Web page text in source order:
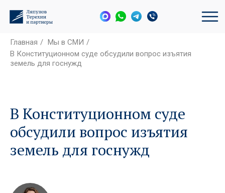
Главная / Мы в СМИ /
В Конституционном суде обсудили вопрос изъятия
земель для госнужд
В Конституционном суде
обсудили вопрос изъятия
земель для госнужд